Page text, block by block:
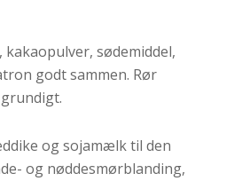
kakaopulver, sødemiddel,
godt sammen. Rør
og sojamælk til den
og nøddesmørblanding,